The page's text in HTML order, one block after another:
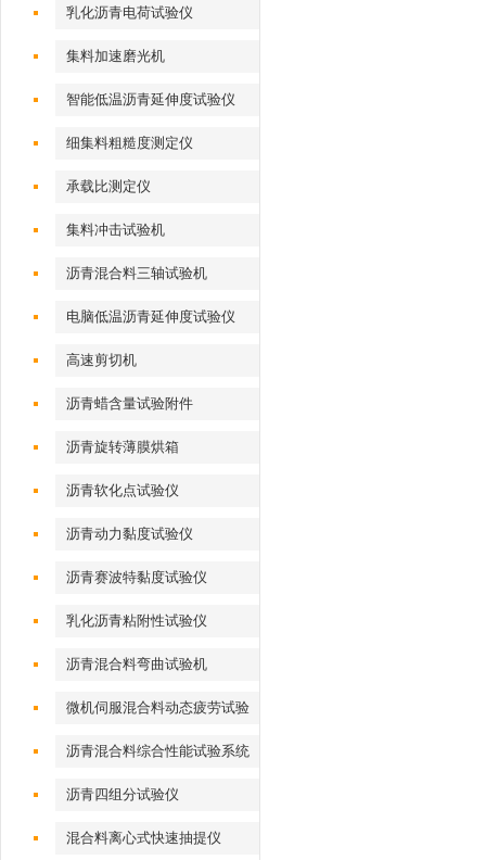
乳化沥青电荷试验仪
集料加速磨光机
智能低温沥青延伸度试验仪
细集料粗糙度测定仪
承载比测定仪
集料冲击试验机
沥青混合料三轴试验机
电脑低温沥青延伸度试验仪
高速剪切机
沥青蜡含量试验附件
沥青旋转薄膜烘箱
沥青软化点试验仪
沥青动力黏度试验仪
沥青赛波特黏度试验仪
乳化沥青粘附性试验仪
沥青混合料弯曲试验机
微机伺服混合料动态疲劳试验
机
沥青混合料综合性能试验系统
沥青四组分试验仪
混合料离心式快速抽提仪